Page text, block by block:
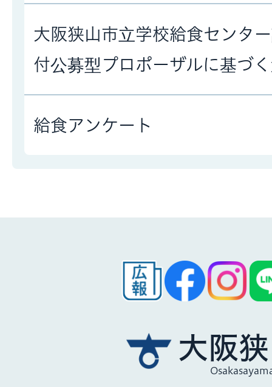
大阪狭山市立学校給食センタ
付公募型プロポーザルに基づ
給食アンケート
大阪